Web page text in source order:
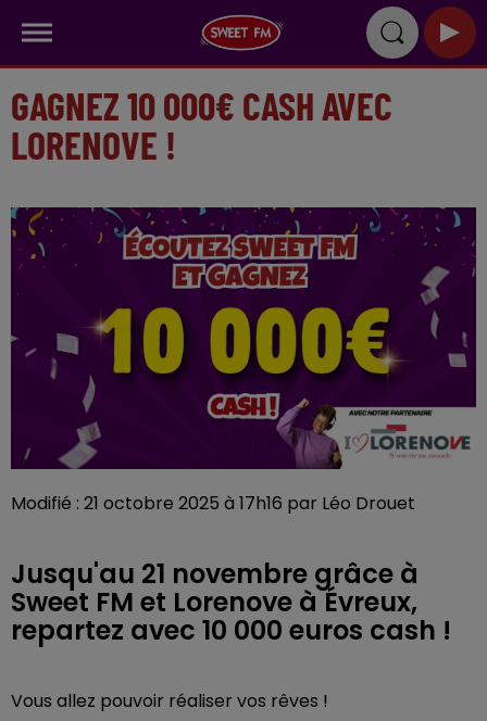
GAGNEZ 10 000€ CASH AVEC
LORENOVE !
Modifié : 21 octobre 2025 à 17h16 par Léo Drouet
Jusqu'au 21 novembre grâce à
Sweet FM et Lorenove à Évreux,
repartez avec 10 000 euros cash !
Vous allez pouvoir réaliser vos rêves !